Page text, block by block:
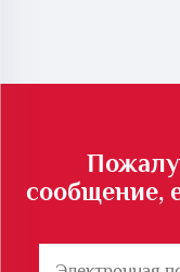
сообщение,